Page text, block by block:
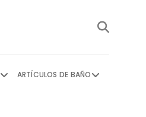
ARTÍCULOS DE BAÑO